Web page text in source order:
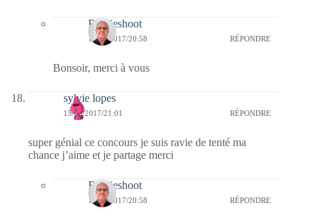
Bernieshoot
17/05/2017/20:58 RÉPONDRE
Bonsoir, merci à vous
sylvie lopes
15/05/2017/21:01 RÉPONDRE
super génial ce concours je suis ravie de tenté ma
chance j’aime et je partage merci
Bernieshoot
17/05/2017/20:58 RÉPONDRE